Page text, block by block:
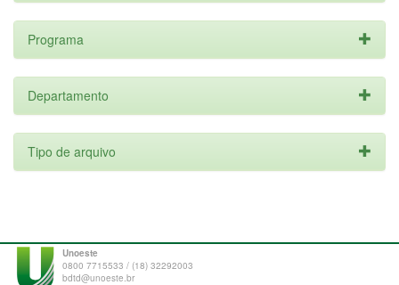
Programa
Departamento
Tipo de arquivo
Unoeste
0800 7715533 / (18) 32292003
bdtd@unoeste.br